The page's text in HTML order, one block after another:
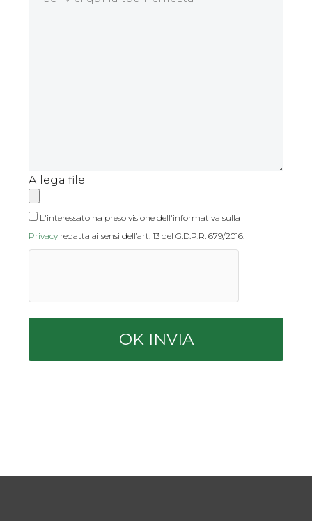
Allega file:
L'interessato ha preso visione dell'informativa sulla
Privacy redatta ai sensi dell’art. 13 del G.D.P.R. 679/2016.